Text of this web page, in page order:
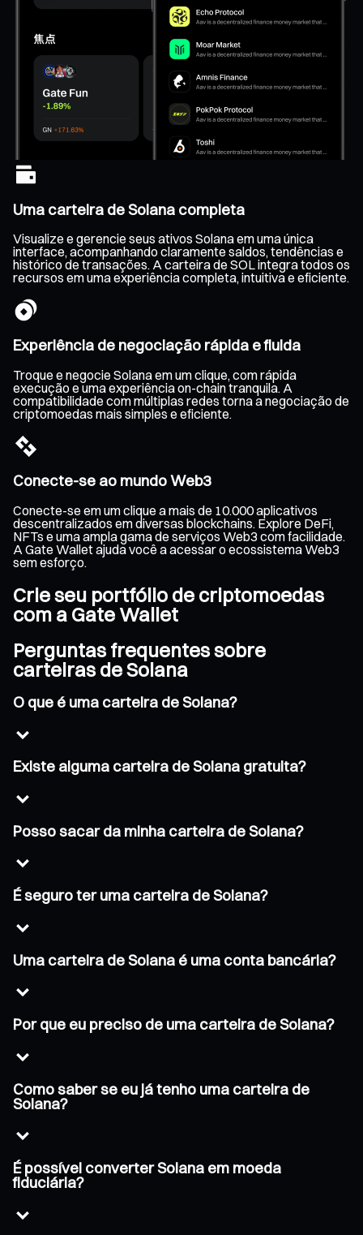
Uma carteira de Solana completa
Visualize e gerencie seus ativos Solana em uma única
interface, acompanhando claramente saldos, tendências e
histórico de transações. A carteira de SOL integra todos os
recursos em uma experiência completa, intuitiva e eficiente.
Experiência de negociação rápida e fluida
Troque e negocie Solana em um clique, com rápida
execução e uma experiência on-chain tranquila. A
compatibilidade com múltiplas redes torna a negociação de
criptomoedas mais simples e eficiente.
Conecte-se ao mundo Web3
Conecte-se em um clique a mais de 10.000 aplicativos
descentralizados em diversas blockchains. Explore DeFi,
NFTs e uma ampla gama de serviços Web3 com facilidade.
A Gate Wallet ajuda você a acessar o ecossistema Web3
sem esforço.
Crie seu portfólio de criptomoedas
com a Gate Wallet
Perguntas frequentes sobre
carteiras de Solana
O que é uma carteira de Solana?
Existe alguma carteira de Solana gratuita?
Posso sacar da minha carteira de Solana?
É seguro ter uma carteira de Solana?
Uma carteira de Solana é uma conta bancária?
Por que eu preciso de uma carteira de Solana?
Como saber se eu já tenho uma carteira de
Solana?
É possível converter Solana em moeda
fiduciária?